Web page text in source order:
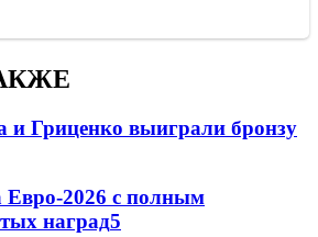
и Гриценко выиграли бронзу
Евро-2026 с полным
наград5